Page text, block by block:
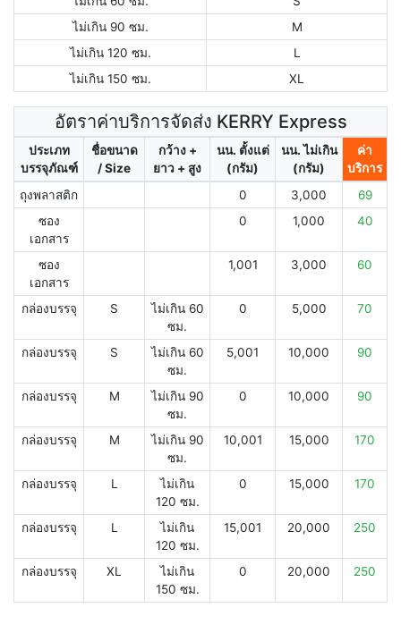
ไม่เกิน 90 ซม.
M
ไม่เกิน 120 ซม.
L
ไม่เกิน 150 ซม.
XL
อัตราค่าบริการจัดส่ง KERRY Express
ประเภท
บรรจุภัณฑ์
ชื่อขนาด
/ Size
กว้าง +
ยาว + สูง
นน. ตั้งแต่
(กรัม)
นน. ไม่เกิน
(กรัม)
ค่า
บริการ
ถุงพลาสติก
0 3,000
69
ซอง
เอกสาร
0 1,000 40
ซอง
เอกสาร
1,001 3,000 60
กล่องบรรจุ S
ไม่เกิน 60
ซม.
0 5,000 70
กล่องบรรจุ S
ไม่เกิน 60
ซม.
5,001 10,000 90
กล่องบรรจุ M
ไม่เกิน 90
ซม.
0 10,000 90
กล่องบรรจุ M
ไม่เกิน 90
ซม.
10,001 15,000 170
กล่องบรรจุ L
ไม่เกิน
120 ซม.
0 15,000 170
กล่องบรรจุ L
ไม่เกิน
120 ซม.
15,001 20,000 250
กล่องบรรจุ XL
ไม่เกิน
150 ซม.
0 20,000 250